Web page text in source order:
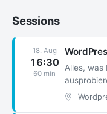
Sessions
18. Aug
16:30
60 min
Alles, was